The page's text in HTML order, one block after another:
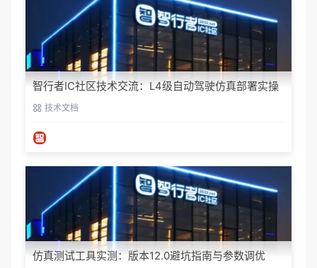
智行者IC社区技术交流：L4级自动驾驶仿真部署实操
指南技术文档
仿真测试工具实测：版本12.0避坑指南与参数调优